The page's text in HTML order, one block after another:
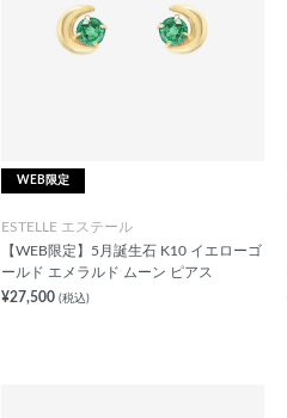
WEB限定
ESTELLE エステール
【WEB限定】5月誕生石 K10 イエローゴ
ールド エメラルド ムーン ピアス
¥27,500 (税込)